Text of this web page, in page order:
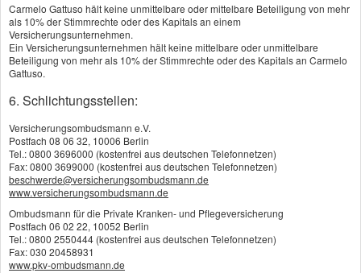
versichern. Die KFZ-Haftpflichtversicherung
ist gesetzlich vorgeschrieben - ohne
Nachweis eines Haftpflichtschutzes geht
schon bei der Zulassung nichts. Die
Haftpflicht tritt immer dann ein, wenn Sie
schuldhaft einen anderen
Verkehrsteilnehmer schädigen. Teil- oder
Vollkasko können freiwillig abgeschlossen
werden. Kaskoversicherungen zahlen auch
für Schäden am eigenen Fahrzeug.
Viele Faktoren bestimmen den Beitrag
Carmelo Gattuso hält keine unmittelbare oder mittelbare Beteiligung von mehr
als 10% der Stimmrechte oder des Kapitals an einem
Versicherungsunternehmen.
Ein Versicherungsunternehmen hält keine mittelbare oder unmittelbare
Beteiligung von mehr als 10% der Stimmrechte oder des Kapitals an Carmelo
Gattuso.
6. Schlichtungsstellen:
Versicherungsombudsmann e.V.
Postfach 08 06 32, 10006 Berlin
Tel.: 0800 3696000 (kostenfrei aus deutschen Telefonnetzen)
Fax: 0800 3699000 (kostenfrei aus deutschen Telefonnetzen)
beschwerde@versicherungsombudsmann.de
www.versicherungsombudsmann.de
Ombudsmann für die Private Kranken- und Pflegeversicherung
Postfach 06 02 22, 10052 Berlin
Tel.: 0800 2550444 (kostenfrei aus deutschen Telefonnetzen)
Fax: 030 20458931
www.pkv-ombudsmann.de